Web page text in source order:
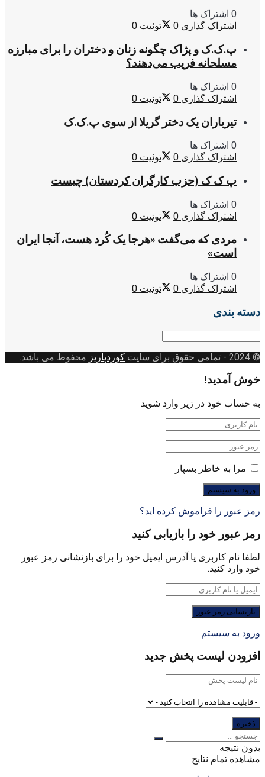
0 اشتراک ها
اشتراک گذاری 0 توئیت 0
پ.ک.ک و پژاک چگونه زنان و دختران را برای مبارزه
مسلحانه فریب می‌دهند؟
0 اشتراک ها
اشتراک گذاری 0 توئیت 0
تیرباران یک دختر گریلا از سوی پ.ک.ک
0 اشتراک ها
اشتراک گذاری 0 توئیت 0
پ ک ک (حزب کارگران کردستان) چیست
0 اشتراک ها
اشتراک گذاری 0 توئیت 0
مردی که می‌گفت «هرجا یک کُرد هست، آنجا ایران
است»
0 اشتراک ها
اشتراک گذاری 0 توئیت 0
دسته بندی
دسته
© 2024
- تمامی حقوق برای سایت کوردپاریز محفوظ می باشد.
خوش آمدید!
به حساب خود در زیر وارد شوید
مرا به خاطر بسپار
رمز عبور را فراموش کرده اید؟
رمز عبور خود را بازیابی کنید
لطفا نام کاربری یا آدرس ایمیل خود را برای بازنشانی رمز عبور
خود وارد کنید.
ورود به سیستم
افزودن لیست پخش جدید
بدون نتیجه
مشاهده تمام نتایج